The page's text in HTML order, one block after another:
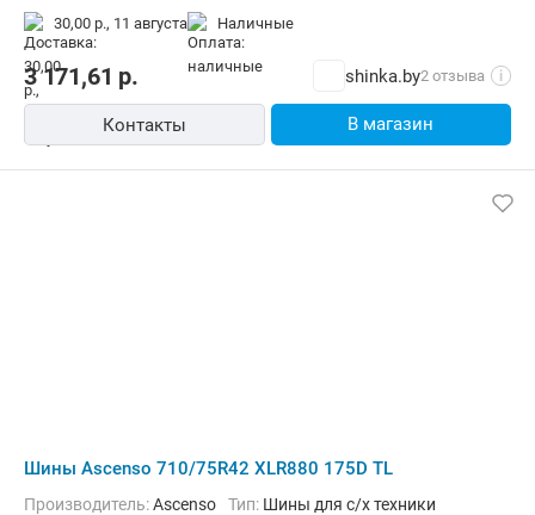
30,00 р., 11 августа наличные
3 171,61 р. shinka.by2 отзыва i
Контакты В магазин
Шины Ascenso 710/75R42 XLR880 175D TL
Производитель:Ascenso Тип: Шины для с/х техники